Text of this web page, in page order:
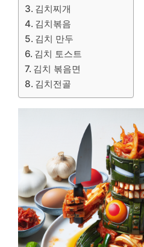
김치찌개
김치볶음
김치 만두
김치 토스트
김치 볶음면
김치전골